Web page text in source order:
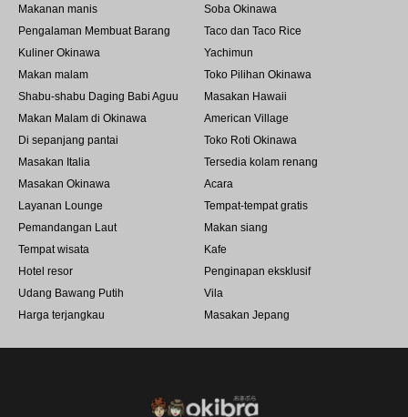
Makanan manis
Soba Okinawa
Pengalaman Membuat Barang
Taco dan Taco Rice
Kuliner Okinawa
Yachimun
Makan malam
Toko Pilihan Okinawa
Shabu-shabu Daging Babi Aguu
Masakan Hawaii
Makan Malam di Okinawa
American Village
Di sepanjang pantai
Toko Roti Okinawa
Masakan Italia
Tersedia kolam renang
Masakan Okinawa
Acara
Layanan Lounge
Tempat-tempat gratis
Pemandangan Laut
Makan siang
Tempat wisata
Kafe
Hotel resor
Penginapan eksklusif
Udang Bawang Putih
Vila
Harga terjangkau
Masakan Jepang